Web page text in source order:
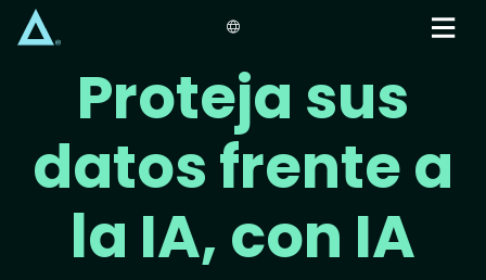
main
content
Proteja sus
datos frente a
la IA, con IA